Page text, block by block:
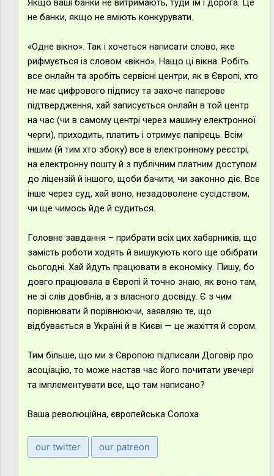
не банки, якщо не вміють конкурувати.
«Одне вікно». Так і хочеться написати слово, яке
рифмується із словом «вікно». Нащо ці вікна. Робіть
все онлайн та зробіть сервісні центри, як в Європі, хто
не має цифрового підпису та захоче паперове
підтвердження, хай записується онлайн в той центр
на час (чи в самому центрі через машину електронної
черги), приходить, платить і отримує папірець. Всім
іншим (й тим хто збоку) все в електронному реєстрі,
на електронну пошту й з публічним платним доступом
до ліцензій й іншого, щоби бачити, чи законно діє. Все
інше через суд, хай воно, незадоволене сусідством,
чи ще чимось йде й судиться.
Головне завдання – прибрати всіх цих хабарників, що
замість роботи ходять й вишукують кого ще обібрати
сьогодні. Хай йдуть працювати в економіку. Пишу, бо
довго працювала в Європі й точно знаю, як воно там,
не зі слів довбнів, а з власного досвіду. Є з чим
порівнювати й порівнюючи, заявляю те, що
відбувається в Україні й в Києві — це жахіття й сором.
Тим більше, що ми з Європою підписали Договір про
асоціацію, то може настав час його почитати увечері
та імплементувати все, що там написано?
Ваша революційна, європейська Солоха
our twitter our patreon